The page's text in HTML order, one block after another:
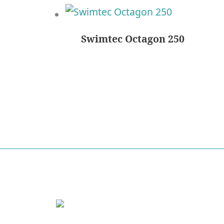
Swimtec Octagon 250